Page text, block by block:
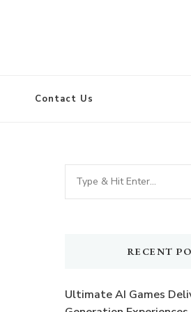
Contact Us
Looking
for
RECENT
Ultimate AI Games